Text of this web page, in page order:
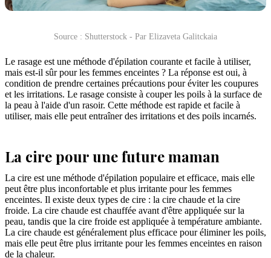
Source : Shutterstock - Par Elizaveta Galitckaia
Le rasage est une méthode d'épilation courante et facile à utiliser,
mais est-il sûr pour les femmes enceintes ? La réponse est oui, à
condition de prendre certaines précautions pour éviter les coupures
et les irritations. Le rasage consiste à couper les poils à la surface de
la peau à l'aide d'un rasoir. Cette méthode est rapide et facile à
utiliser, mais elle peut entraîner des irritations et des poils incarnés.
La cire pour une future maman
La cire est une méthode d'épilation populaire et efficace, mais elle
peut être plus inconfortable et plus irritante pour les femmes
enceintes. Il existe deux types de cire : la cire chaude et la cire
froide. La cire chaude est chauffée avant d'être appliquée sur la
peau, tandis que la cire froide est appliquée à température ambiante.
La cire chaude est généralement plus efficace pour éliminer les poils,
mais elle peut être plus irritante pour les femmes enceintes en raison
de la chaleur.